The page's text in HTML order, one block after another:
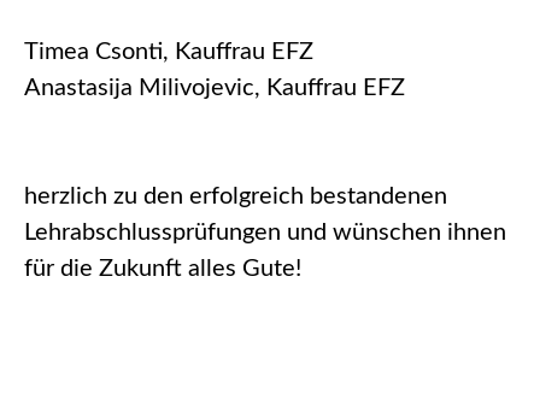
Timea Csonti, Kauffrau EFZ
Anastasija Milivojevic, Kauffrau EFZ
herzlich zu den erfolgreich bestandenen
Lehrabschlussprüfungen und wünschen ihnen
für die Zukunft alles Gute!